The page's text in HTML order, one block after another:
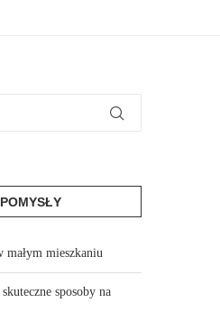
małym mieszkaniu
sposoby na